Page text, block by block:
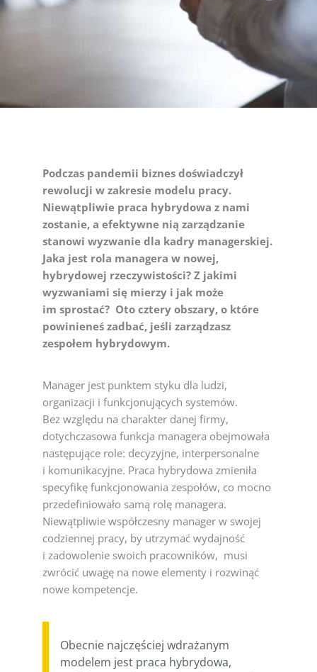
Podczas pandemii biznes doświadczył
rewolucji w zakresie modelu pracy.
Niewątpliwie praca hybrydowa z nami
zostanie, a efektywne nią zarządzanie
stanowi wyzwanie dla kadry managerskiej.
Jaka jest rola managera w nowej,
hybrydowej rzeczywistości? Z jakimi
wyzwaniami się mierzy i jak może
im sprostać? Oto cztery obszary, o które
powinieneś zadbać, jeśli zarządzasz
zespołem hybrydowym.
Manager jest punktem styku dla ludzi,
organizacji i funkcjonujących systemów.
Bez względu na charakter danej firmy,
dotychczasowa funkcja managera obejmowała
następujące role: decyzyjne, interpersonalne
i komunikacyjne. Praca hybrydowa zmieniła
specyfikę funkcjonowania zespołów, co mocno
przedefiniowało samą rolę managera.
Niewątpliwie współczesny manager w swojej
codziennej pracy, by utrzymać wydajność
i zadowolenie swoich pracowników, musi
zwrócić uwagę na nowe elementy i rozwinąć
nowe kompetencje.
Obecnie najczęściej wdrażanym
modelem jest praca hybrydowa,